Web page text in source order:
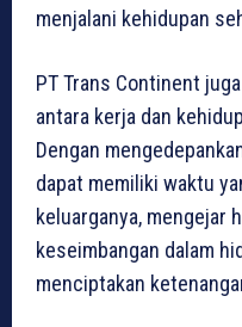
menjalani kehidupan
PT Trans Continent
antara kerja dan
Dengan
dapat memiliki waktu
keluarganya, mengejar
keseimbangan dalam
menciptakan